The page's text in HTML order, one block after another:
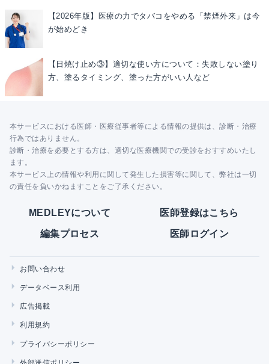
【2026年版】医療の力でタバコをやめる「禁煙外来」は今
が始めどき
【日焼け止め③】適切な使い方について：失敗しない塗り
方、塗るタイミング、塗った方がいい人など
本サービスにおける医師・医療従事者等による情報の提供は、診断・治療
行為ではありません。
診断・治療を必要とする方は、適切な医療機関での受診をおすすめいたし
ます。
本サービス上の情報や利用に関して発生した損害等に関して、弊社は一切
の責任を負いかねますことをご了承ください。
MEDLEYについて 医師登録はこちら
編集プロセス 医師ログイン
お問い合わせ
データベース利用
広告掲載
利用規約
プライバシーポリシー